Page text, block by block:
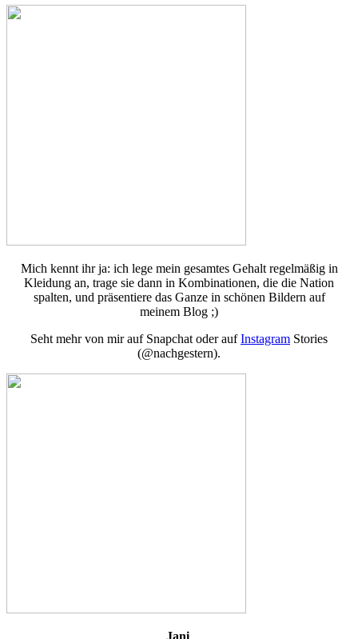
Mich kennt ihr ja: ich lege mein gesamtes Gehalt regelmäßig in
Kleidung an, trage sie dann in Kombinationen, die die Nation
spalten, und präsentiere das Ganze in schönen Bildern auf
meinem Blog ;)
Seht mehr von mir auf Snapchat oder aufInstagram Stories
(@nachgestern).